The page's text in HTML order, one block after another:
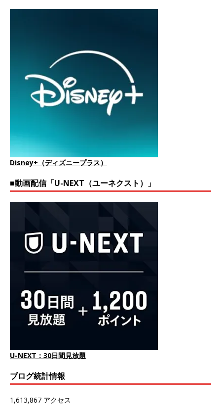
Disney+（ディズニープラス）
■動画配信「U-NEXT（ユーネクスト）」
U-NEXT：30日間見放題
ブログ統計情報
1,613,867 アクセス